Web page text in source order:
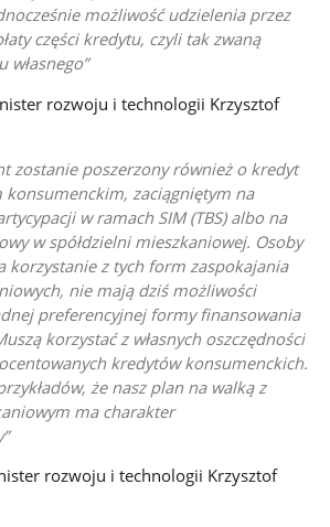
możliwość udzielenia przez
części kredytu, czyli tak zwaną
własnego
rozwoju i technologii Krzysztof
zostanie poszerzony również o kredyt
konsumenckim, zaciągniętym na
w ramach SIM (TBS) albo na
w spółdzielni mieszkaniowej. Osoby
korzystanie z tych form zaspokajania
nie mają dziś możliwości
preferencyjnej formy finansowania
korzystać z własnych oszczędności
kredytów konsumenckich.
że nasz plan na walką z
ma charakter
rozwoju i technologii Krzysztof